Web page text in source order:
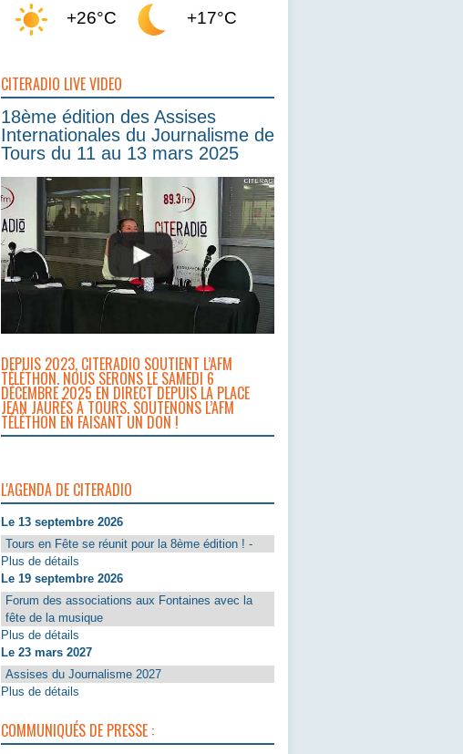
+26°C +17°C
CITERADIO LIVE VIDEO
18ème édition des Assises
Internationales du Journalisme de
Tours du 11 au 13 mars 2025
DEPUIS 2023, CITERADIO SOUTIENT L’AFM
TÉLÉTHON. NOUS SERONS LE SAMEDI 6
DÉCEMBRE 2025 EN DIRECT DEPUIS LA PLACE
JEAN JAURÈS À TOURS. SOUTENONS L’AFM
TÉLÉTHON EN FAISANT UN DON !
L'AGENDA DE CITERADIO
Le 13 septembre 2026
Tours en Fête se réunit pour la 8ème édition ! -
Plus de détails
Le 19 septembre 2026
Forum des associations aux Fontaines avec la
fête de la musique
Plus de détails
Le 23 mars 2027
Assises du Journalisme 2027
Plus de détails
COMMUNIQUÉS DE PRESSE :